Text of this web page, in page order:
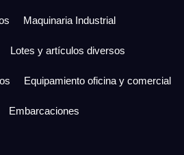
Maquinaria Industrial
Lotes y artículos diversos
Equipamiento oficina y comercial
Embarcaciones